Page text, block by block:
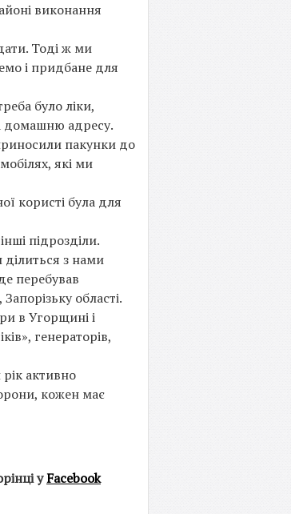
виконання
Тоді ж ми
і придбане для
було ліки,
домашню адресу.
пакунки до
які ми
користі була для
підрозділи.
з нами
перебував
області.
в Угорщині і
генераторів,
активно
кожен має
уFacebook